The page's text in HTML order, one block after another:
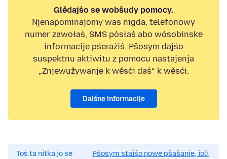
Glědajśo se wobšudy pomocy.
Njenapominajomy was nigda, telefonowy
numer zawołaś, SMS pósłaś abo wósobinske
informacije pśeraźiś. Pšosym dajśo
suspektnu aktiwitu z pomocu nastajenja
„Znjewužywanje k wěsći daś“ k wěsći.
Dalšne informacije
Toś ta nitka jo se
Pšosym stajśo nowe pšašanje, joli